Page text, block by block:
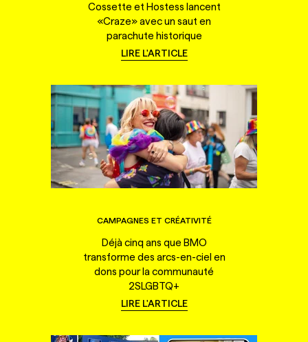
Cossette et Hostess lancent
«Craze» avec un saut en
parachute historique
LIRE L'ARTICLE
CAMPAGNES ET CRÉATIVITÉ
Déjà cinq ans que BMO
transforme des arcs-en-ciel en
dons pour la communauté
2SLGBTQ+
LIRE L'ARTICLE